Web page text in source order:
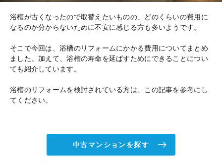
浴槽が古くなったので取替えたいものの、どのくらいの費用に
なるのか分からないために不安に感じる方も多いようです。
そこで今回は、浴槽のリフォームにかかる費用についてまとめ
ました。加えて、浴槽の寿命を延ばすためにできることについ
ても紹介しています。
浴槽のリフォームを検討されている方は、この記事を参考にし
てください。
中古マンションを探す